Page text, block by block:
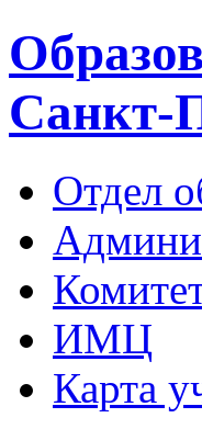
Санкт-
Отдел
ИМЦ
Карта